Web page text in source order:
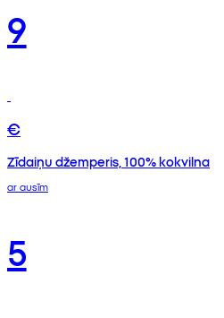
9
€
Zīdaiņu džemperis, 100% kokvilna
ar ausīm
5